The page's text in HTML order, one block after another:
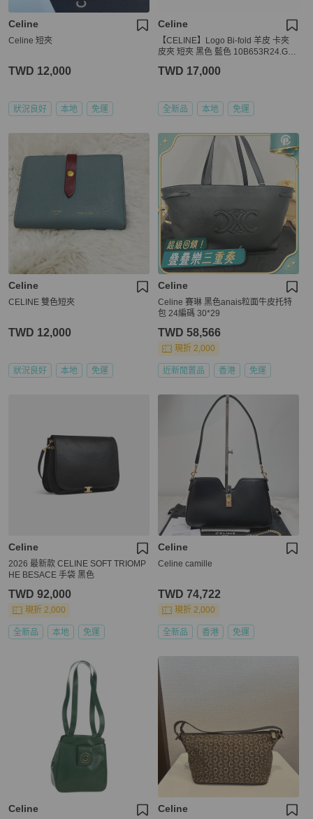
Celine
Celine 短夾
TWD 12,000
狀況良好 本地 免運
Celine
【CELINE】Logo Bi-fold 羊皮 卡夾
皮夾 短夾 黑色 藍色 10B653R24.GLK
TWD 17,000
全新品 本地 免運
Celine
CELINE 雙色短夾
TWD 12,000
狀況良好 本地 免運
Celine
Celine 賽琳 黑色anais粒面牛皮托特
包 24編碼 30*29
TWD 58,566
現折 2,000
近新閒置品 香港 免運
Celine
2026 最新款 CELINE SOFT TRIOMP
HE BESACE 手袋 黑色
TWD 92,000
現折 2,000
全新品 本地 免運
Celine
Celine camille
TWD 74,722
現折 2,000
全新品 香港 免運
Celine Celine